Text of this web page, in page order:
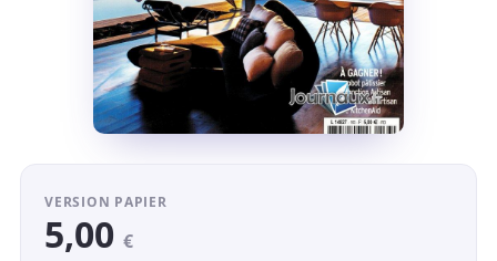
VERSION PAPIER
5,00€